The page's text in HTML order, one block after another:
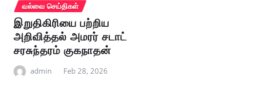
வல்வை செய்திகள்
இறுதிகிரியை பற்றிய
அறிவித்தல் அமரர் சடாட்
சரசுந்தரம் குகநாதன்
admin Feb 28, 2026